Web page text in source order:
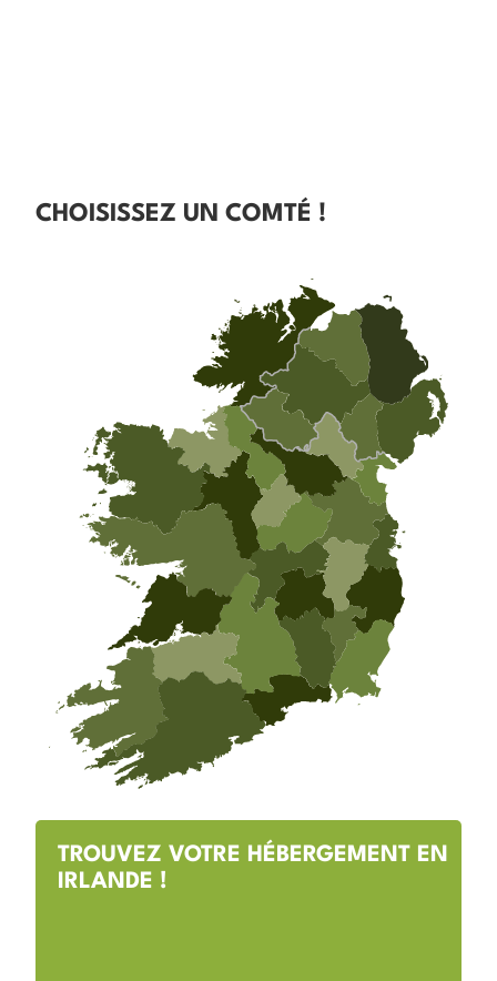
CHOISISSEZ UN COMTÉ !
TROUVEZ VOTRE HÉBERGEMENT EN
IRLANDE !